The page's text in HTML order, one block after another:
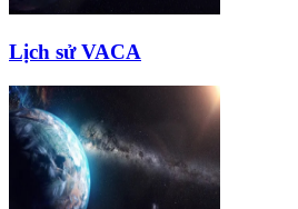
Lịch sử VACA